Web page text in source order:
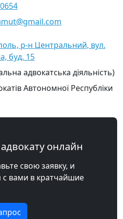
р-н Центральний, вул.
буд. 15
адвокатська діяльність)
Автономної Республіки
онлайн
свою заявку, и
с вами в кратчайшие